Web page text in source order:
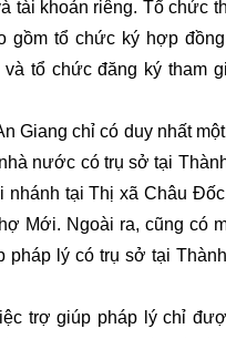
tài khoản riêng. Tổ chức
gồm tổ chức ký hợp
tổ chức đăng ký tham
Giang chỉ có duy nhất một
nước có trụ sở tại
nhánh tại Thị xã Châu
Mới. Ngoài ra, cũng có
pháp lý có trụ sở tại
trợ giúp pháp lý chỉ